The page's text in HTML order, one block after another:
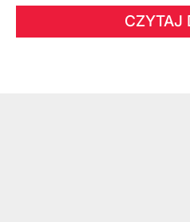
CZYTAJ